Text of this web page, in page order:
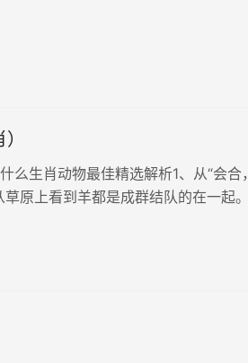
么生肖动物最佳精选解析1、从“会合
原上看到羊都是成群结队的在一起